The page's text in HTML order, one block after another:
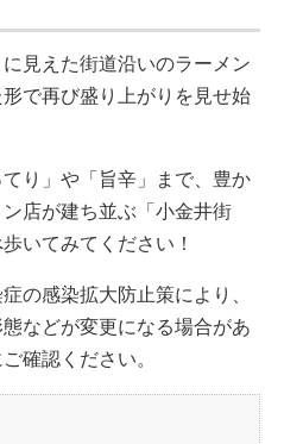
見えた街道沿いのラーメン
で再び盛り上がりを見せ始
り」や「旨辛」まで、豊か
店が建ち並ぶ「小金井街
いてみてください！
の感染拡大防止策により、
などが変更になる場合があ
確認ください。